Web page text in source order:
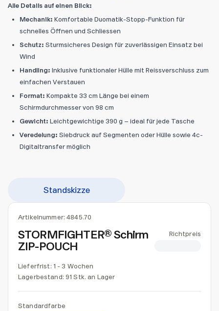
Artikelnummer:4845.70
STORMFIGHTER® Schirm
ZIP-POUCH
Richtpreis
Lieferfrist: 1 - 3 Wochen
Lagerbestand: 91 Stk. an Lager
Standardfarbe
Alle Details auf einen Blick:
Mechanik: Komfortable Duomatik-Stopp-Funktion für
schnelles Öffnen und Schliessen
Schutz: Sturmsicheres Design für zuverlässigen Einsatz bei
Wind
Handling: Inklusive funktionaler Hülle mit Reissverschluss zum
einfachen Verstauen
Format: Kompakte 33 cm Länge bei einem
Schirmdurchmesser von 98 cm
Gewicht: Leichtgewichtige 390 g – ideal für jede Tasche
Veredelung: Siebdruck auf Segmenten oder Hülle sowie 4c-
Digitaltransfer möglich
Standskizze